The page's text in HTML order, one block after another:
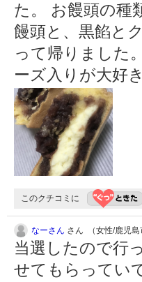
た。 お饅頭の種
饅頭と、黒餡と
って帰りました
ーズ入りが大好
このクチコミに
なーさん さん （女性/鹿児島
当選したので行
せてもらってい